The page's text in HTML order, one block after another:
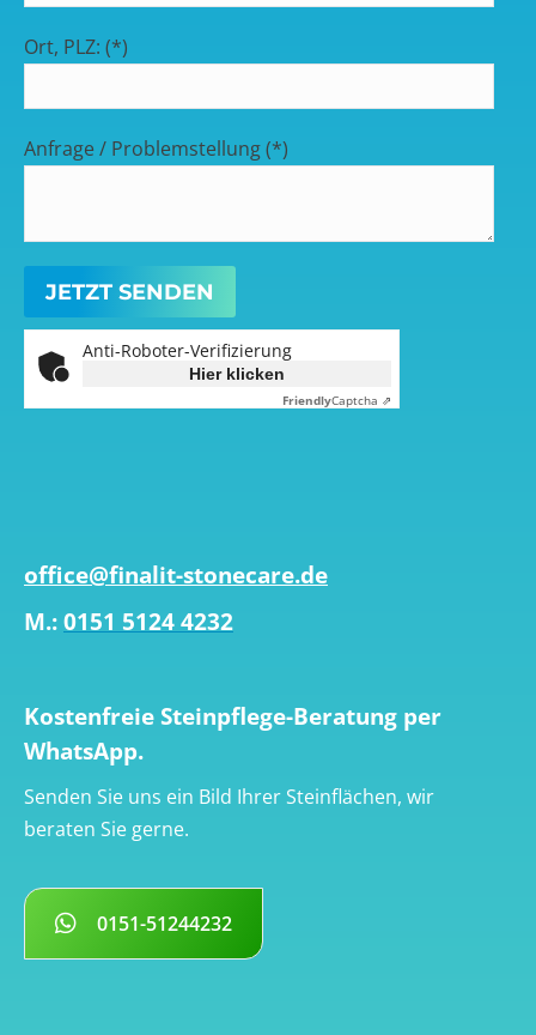
Ort, PLZ: (*)
Anfrage / Problemstellung (*)
Anti-Roboter-Verifizierung
Hier klicken
FriendlyCaptcha ⇗
office@finalit-stonecare.de
M.: 0151 5124 4232
Kostenfreie Steinpflege-Beratung per
WhatsApp.
Senden Sie uns ein Bild Ihrer Steinflächen, wir
beraten Sie gerne.
0151-51244232